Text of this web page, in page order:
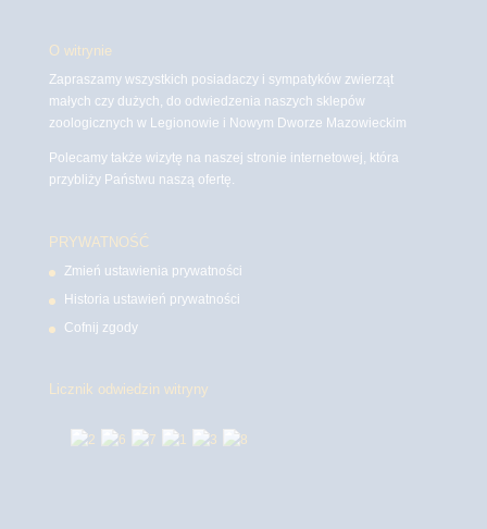
O witrynie
Zapraszamy wszystkich posiadaczy i sympatyków zwierząt
małych czy dużych, do odwiedzenia naszych sklepów
zoologicznych w Legionowie i Nowym Dworze Mazowieckim
Polecamy także wizytę na naszej stronie internetowej, która
przybliży Państwu naszą ofertę.
PRYWATNOŚĆ
Zmień ustawienia prywatności
Historia ustawień prywatności
Cofnij zgody
Licznik odwiedzin witryny